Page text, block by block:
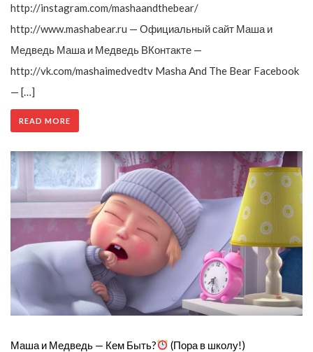
http://instagram.com/mashaandthebear/
http://www.mashabear.ru — Официальный сайт Маша и
Медведь Маша и Медведь ВКонтакте —
http://vk.com/mashaimedvedtv Masha And The Bear Facebook
— […]
READ MORE
Маша и Медведь — Кем Быть? (Пора в школу!)